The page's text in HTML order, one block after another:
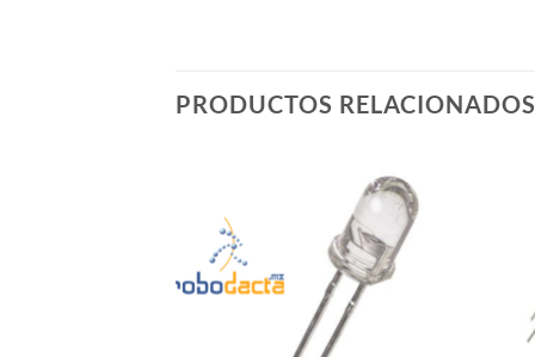
PRODUCTOS RELACIONADOS